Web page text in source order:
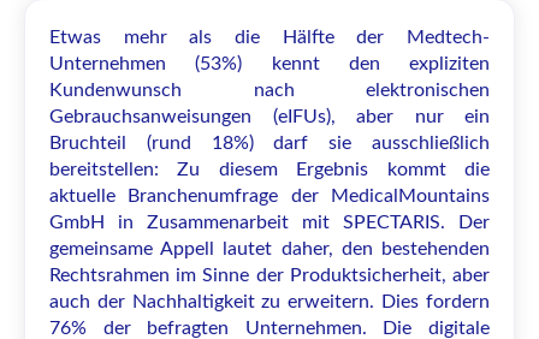
Etwas mehr als die Hälfte der Medtech-
Unternehmen (53%) kennt den expliziten
Kundenwunsch nach elektronischen
Gebrauchsanweisungen (eIFUs), aber nur ein
Bruchteil (rund 18%) darf sie ausschließlich
bereitstellen: Zu diesem Ergebnis kommt die
aktuelle Branchenumfrage der MedicalMountains
GmbH in Zusammenarbeit mit SPECTARIS. Der
gemeinsame Appell lautet daher, den bestehenden
Rechtsrahmen im Sinne der Produktsicherheit, aber
auch der Nachhaltigkeit zu erweitern. Dies fordern
76% der befragten Unternehmen. Die digitale